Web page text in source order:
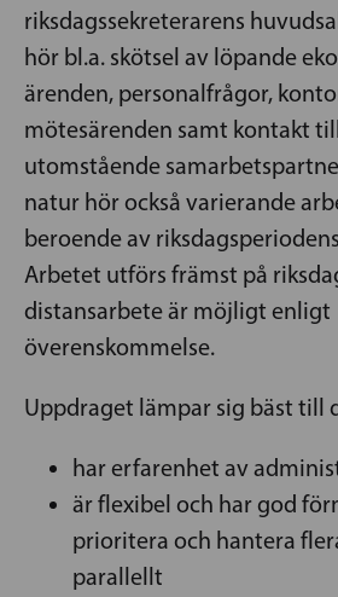
riksdagssekreterarens
hör bl.a. skötsel av löpande
ärenden, personalfrågor,
mötesärenden samt kontakt
utomstående
natur hör också varierande
beroende av
Arbetet utförs främst på
distansarbete är möjligt enligt
överenskommelse.
Uppdraget lämpar sig bäst till
har erfarenhet av
är flexibel och har god
prioritera och hantera
parallellt